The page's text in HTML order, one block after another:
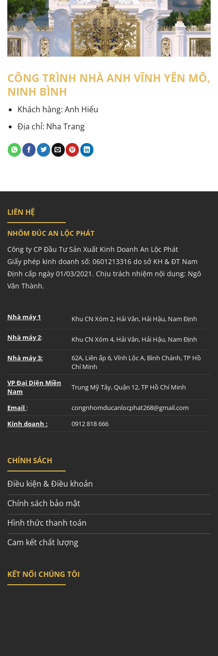
CÔNG TRÌNH NHÀ ANH VĨNH YÊN MÔ,
NINH BÌNH
Khách hàng: Anh Hiếu
Địa chỉ: Nha Trang
LIÊN HỆ
NHÔM ĐÚC AN LỘC PHÁT
Công ty CP Đầu Tư Sản Xuất Kinh Doanh An Lộc Phát
Giấy phép kinh doanh số: 0601213316 do sở KH & ĐT Nam
Định cấp ngày 01/03/2021. Chịu trách nhiệm nội dung: Ngô
Văn Thành.
Nhà máy 1 Khu CN Xóm 2, Hải Vân, Hải Hậu, Nam Định
Nhà máy 2: Khu CN Xóm 4, Hải Vân, Hải Hậu, Nam Định
Nhà máy 3:
62A, Liên ấp 6, Vĩnh Lộc A, Bình Chánh, TP Hồ
Chí Minh
VP Đại Diện Miền
Nam
Trung Mỹ Tây, Quận 12, TP Hồ Chí Minh
Email :
congnhomducanlocphat268@gmail.com
Kinh doanh :
0912 818 666
CHÍNH SÁCH
Điều kiện & Điều khoản
Chính sách bảo mật
Hình thức thanh toán
Cam kết chất lượng
KẾT NỐI CHÚNG TÔI